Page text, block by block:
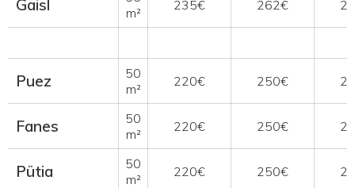
Gaisl
m²
235€ 262€
Puez
50
m²
220€ 250€
Fanes
50
m²
220€ 250€
Pütia
50
m²
220€ 250€